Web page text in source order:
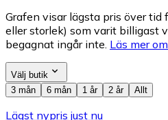
Grafen visar lägsta pris över tid
eller storlek) som varit billigast
begagnat ingår inte. Läs mer
Välj butik
3 mån
6 mån 1 år 2 år Allt
Lägst nypris just nu